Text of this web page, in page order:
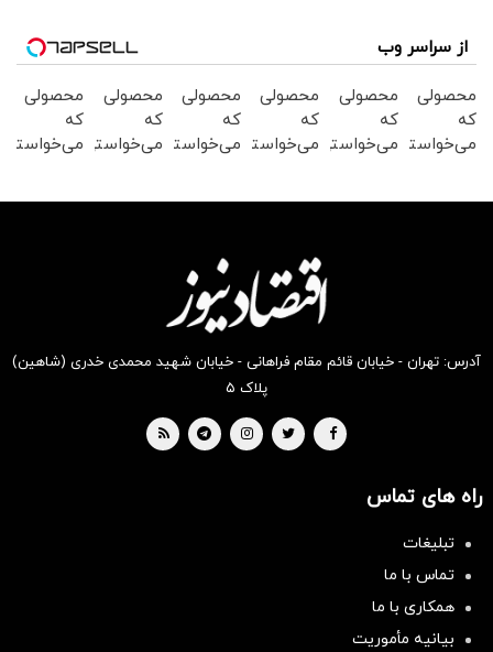
از سراسر وب
محصولی
که
می‌خواستی
محصولی
که
می‌خواستی
محصولی
که
می‌خواستی
بخر !
محصولی
که
می‌خواستی
بخر !
محصولی
که
می‌خواستی
محصولی
که
می‌خواستی
آدرس: تهران - خیابان قائم مقام فراهانی - خیابان شهید محمدی خدری (شاهین)
پلاک ۵
راه های تماس
تبلیغات
تماس با ما
همکاری با ما
بیانیه مأموریت